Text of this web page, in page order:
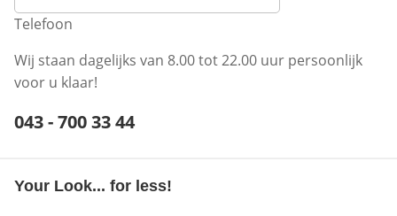
Telefoon
Wij staan dagelijks van 8.00 tot 22.00 uur persoonlijk
voor u klaar!
Telefoonnummer:
043 - 700 33 44
Your Look... for less!